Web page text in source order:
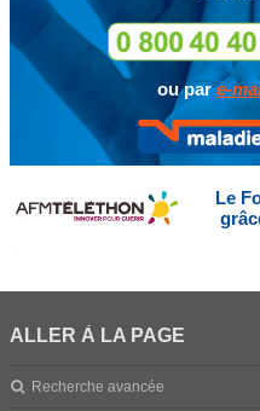
ou pare-
Le
ALLER À LA PAGE
Recherche avancée